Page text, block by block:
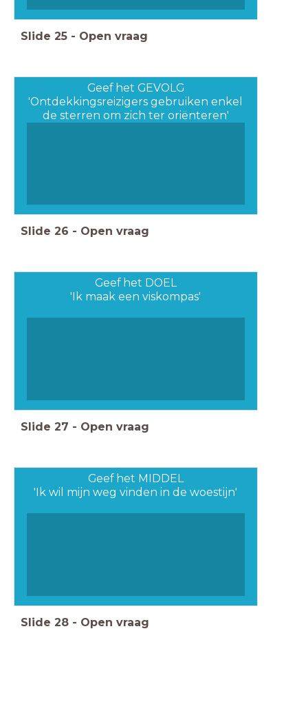
Slide 25 - Open vraag
Geef het GEVOLG
'Ontdekkingsreizigers gebruiken enkel
de sterren om zich ter oriënteren'
Slide 26 - Open vraag
Geef het DOEL
'Ik maak een viskompas'
Slide 27 - Open vraag
Geef het MIDDEL
'Ik wil mijn weg vinden in de woestijn'
Slide 28 - Open vraag